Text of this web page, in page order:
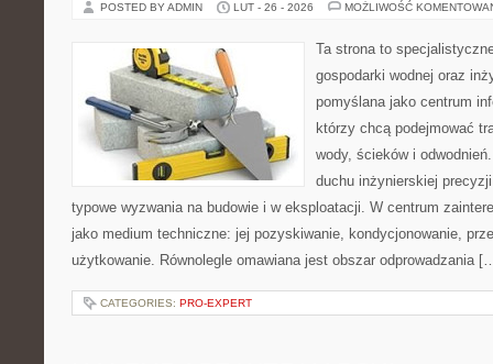
POSTED BY ADMIN LUT - 26 - 2026 MOŻLIWOŚĆ
Ta strona to
gospodarki wodnej oraz
pomyślana jako centrum
którzy chcą podejmować
wody, ścieków i
duchu inżynierskiej
typowe wyzwania na budowie i w eksploatacji. W centrum
jako medium techniczne: jej pozyskiwanie, kondycjonowanie,
użytkowanie. Równolegle omawiana jest obszar odprowadzania
CATEGORIES: PRO-EXPERT